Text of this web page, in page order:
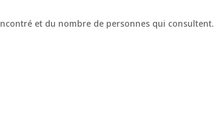
et du nombre de personnes qui consultent.